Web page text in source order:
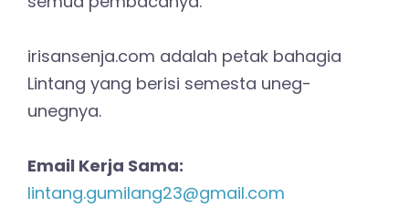
irisansenja.com adalah petak bahagia
Lintang yang berisi semesta uneg-
unegnya.
Email Kerja Sama:
lintang.gumilang23@gmail.com